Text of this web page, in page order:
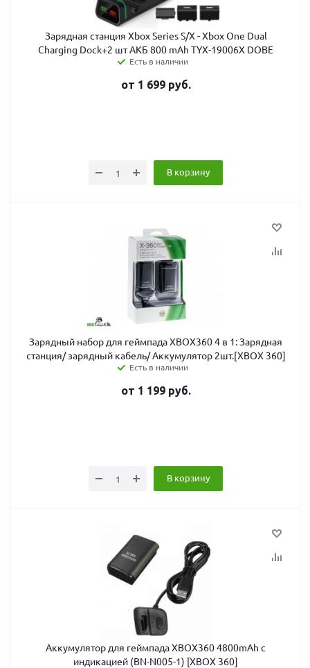
Зарядная станция Xbox Series S/X - Xbox One Dual
Charging Dock+2 шт АКБ 800 mAh TYX-19006X DOBE
Есть в наличии
от 1 699руб.
В корзину
Зарядный набор для геймпада XBOX360 4 в 1: Зарядная
станция/ зарядный кабель/ Аккумулятор 2шт.[XBOX 360]
Есть в наличии
от 1 199руб.
В корзину
Аккумулятор для геймпада XBOX360 4800mAh c
индикацией (BN-N005-1) [XBOX 360]